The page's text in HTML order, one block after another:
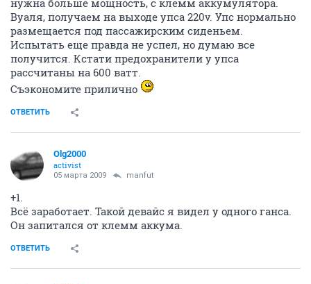
нужна больше мощность, с клемм аккумулятора.
Вуаля, получаем на выходе упса 220v. Упс нормально
размещается под пассажирским сиденьем.
Испытать еще правда не успел, но думаю все
получится. Кстати предохранители у упса
рассчитаны на 600 ватт.
Съэкономите прилично
ОТВЕТИТЬ
Olg2000
activist
05 марта 2009 manfut
+1.
Всё заработает. Такой девайс я видел у одного ганса.
Он запитался от клемм аккума.
ОТВЕТИТЬ